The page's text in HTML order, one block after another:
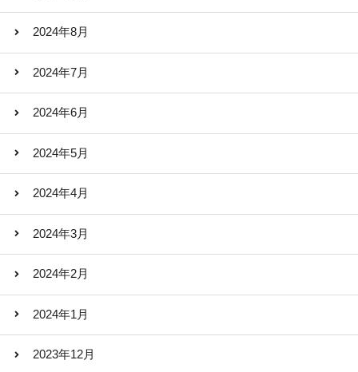
2024年8月
2024年7月
2024年6月
2024年5月
2024年4月
2024年3月
2024年2月
2024年1月
2023年12月